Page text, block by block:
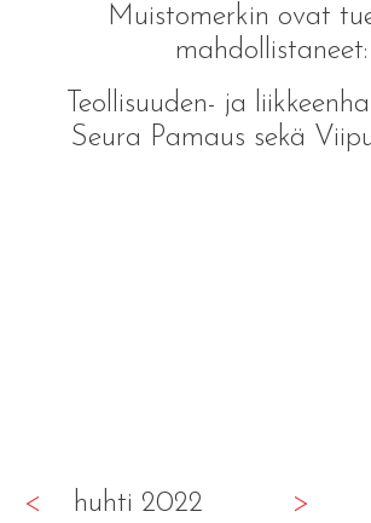
Muistomerkin ovat
mahdollistaneet:
Teollisuuden- ja
Seura Pamaus sekä
< huhti 2022
>